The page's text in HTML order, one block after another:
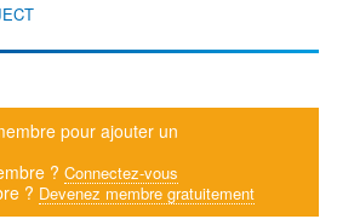
pour ajouter un
? Connectez-vous
? Devenez membre gratuitement